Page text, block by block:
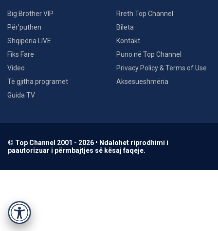
Accessibility
Big Brother VIP
Për’puthen
Shqipëria LIVE
Fiks Fare
Video
Të gjitha programet
Guida TV
Rreth Top Channel
Bileta
Kontakt
Puno në Top Channel
Privacy Policy & Terms of Use
Aksesueshmëria
© Top Channel 2001 - 2026 • Ndalohet riprodhimi i
paautorizuar i përmbajtjes së kësaj faqeje.